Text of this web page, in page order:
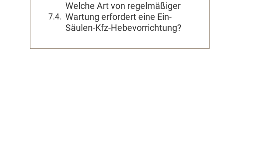
Welche Art von regelmäßiger
Wartung erfordert eine Ein-
Säulen-Kfz-Hebevorrichtung?